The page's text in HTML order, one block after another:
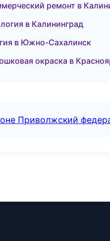
ремонт в
в Калининград
в Южно-Сахалинск
окраска в
Приволжский